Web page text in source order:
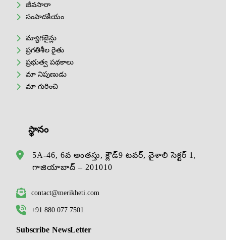
జీవసారా
సంపాదకీయం
మ్యాగజైన్లు
ప్రగతిశీల రైతు
ప్రభుత్వ పథకాలు
మా నిపుణుడు
మా గురించి
స్థానం
5A-46, 6వ అంతస్తు, క్లౌడ్9 టవర్, వైశాలి సెక్టర్ 1,
గాజియాబాద్ – 201010
contact@merikheti.com
+91 880 077 7501
Subscribe NewsLetter